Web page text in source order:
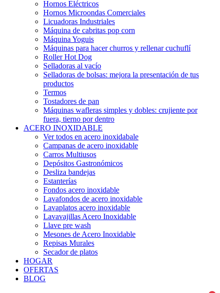
Hornos Eléctricos
Hornos Microondas Comerciales
Licuadoras Industriales
Máquina de cabritas pop corn
Máquina Yoguis
Máquinas para hacer churros y rellenar cuchuflí
Roller Hot Dog
Selladoras al vacío
Selladoras de bolsas: mejora la presentación de tus
productos
Termos
Tostadores de pan
Máquinas wafleras simples y dobles: crujiente por
fuera, tierno por dentro
ACERO INOXIDABLE
Ver todos en acero inoxidabale
Campanas de acero inoxidable
Carros Multiusos
Depósitos Gastronómicos
Desliza bandejas
Estanterías
Fondos acero inoxidable
Lavafondos de acero inoxidable
Lavaplatos acero inoxidable
Lavavajillas Acero Inoxidable
Llave pre wash
Mesones de Acero Inoxidable
Repisas Murales
Secador de platos
HOGAR
OFERTAS
BLOG